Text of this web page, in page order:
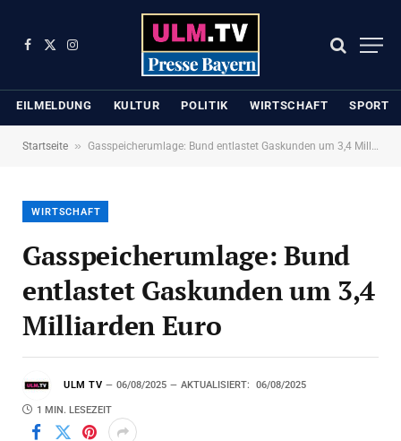
Facebook
X
Instagram
EILMELDUNG KULTUR POLITIK WIRTSCHAFT SPORT
Startseite » Gasspeicherumlage: Bund entlastet Gaskunden um 3,4 Milliarden Euro
WIRTSCHAFT
Gasspeicherumlage: Bund
entlastet Gaskunden um 3,4
Milliarden Euro
ULM TV 06/08/2025 AKTUALISIERT: 06/08/2025
1 MIN. LESEZEIT